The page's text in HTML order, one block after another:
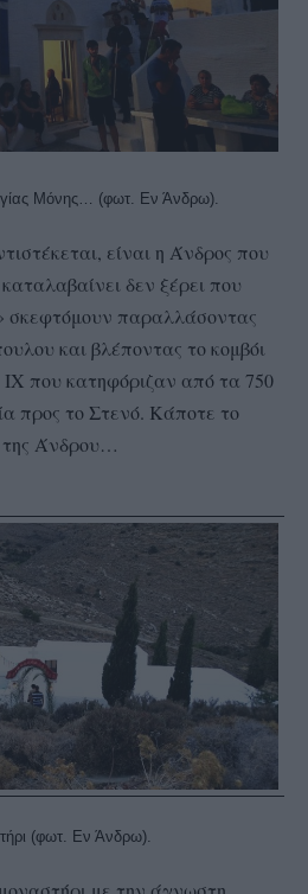
Μόνης… (φωτ. Εν Άνδρω).
είναι η Άνδρος που
δεν ξέρει που
σκεφτόμουν παραλλάσοντας
και βλέποντας το κομβόι
που κατηφόριζαν από τα 750
προς το Στενό. Kάποτε το
Άνδρου…
(φωτ. Εν Άνδρω).